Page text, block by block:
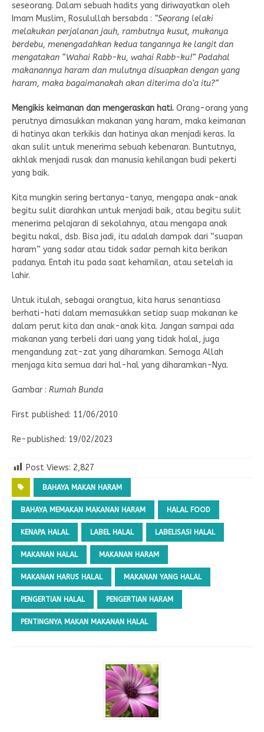
seseorang. Dalam sebuah hadits yang diriwayatkan oleh
Imam Muslim, Rosulullah bersabda : “Seorang lelaki
melakukan perjalanan jauh, rambutnya kusut, mukanya
berdebu, menengadahkan kedua tangannya ke langit dan
mengatakan “Wahai Rabb-ku, wahai Rabb-ku!” Padahal
makanannya haram dan mulutnya disuapkan dengan yang
haram, maka bagaimanakah akan diterima do’a itu?”
Mengikis keimanan dan mengeraskan hati. Orang-orang yang
perutnya dimasukkan makanan yang haram, maka keimanan
di hatinya akan terkikis dan hatinya akan menjadi keras. Ia
akan sulit untuk menerima sebuah kebenaran. Buntutnya,
akhlak menjadi rusak dan manusia kehilangan budi pekerti
yang baik.
Kita mungkin sering bertanya-tanya, mengapa anak-anak
begitu sulit diarahkan untuk menjadi baik, atau begitu sulit
menerima pelajaran di sekolahnya, atau mengapa anak
begitu nakal, dsb. Bisa jadi, itu adalah dampak dari “suapan
haram” yang sadar atau tidak sadar pernah kita berikan
padanya. Entah itu pada saat kehamilan, atau setelah ia
lahir.
Untuk itulah, sebagai orangtua, kita harus senantiasa
berhati-hati dalam memasukkan setiap suap makanan ke
dalam perut kita dan anak-anak kita. Jangan sampai ada
makanan yang terbeli dari uang yang tidak halal, juga
mengandung zat-zat yang diharamkan. Semoga Allah
menjaga kita semua dari hal-hal yang diharamkan-Nya.
Gambar : Rumah Bunda
First published: 11/06/2010
Re-published: 19/02/2023
Post Views: 2,827
BAHAYA MAKAN HARAM
BAHAYA MEMAKAN MAKANAN HARAM HALAL FOOD
KENAPA HALAL LABEL HALAL LABELISASI HALAL
MAKANAN HALAL MAKANAN HARAM
MAKANAN HARUS HALAL MAKANAN YANG HALAL
PENGERTIAN HALAL PENGERTIAN HARAM
PENTINGNYA MAKAN MAKANAN HALAL